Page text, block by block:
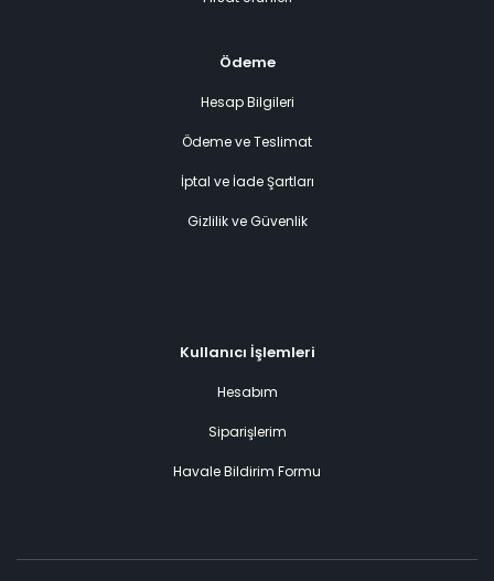
Ödeme
Hesap Bilgileri
Ödeme ve Teslimat
İptal ve İade Şartları
Gizlilik ve Güvenlik
Kullanıcı İşlemleri
Hesabım
Siparişlerim
Havale Bildirim Formu